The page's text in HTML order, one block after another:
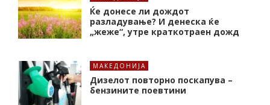
Ќе донесе ли дождот
разладување? И денеска ќе
„жеже“, утре краткотраен дожд
МАКЕДОНИЈА
Дизелот повторно поскапува –
бензините поевтини